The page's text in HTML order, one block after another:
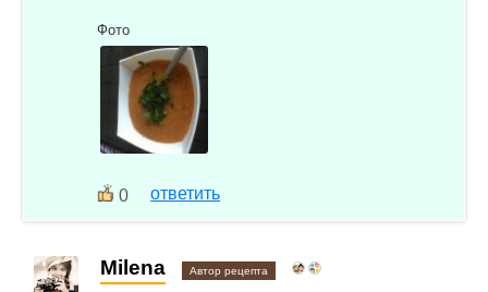
Фото
0 ответить
Milena Автор рецепта